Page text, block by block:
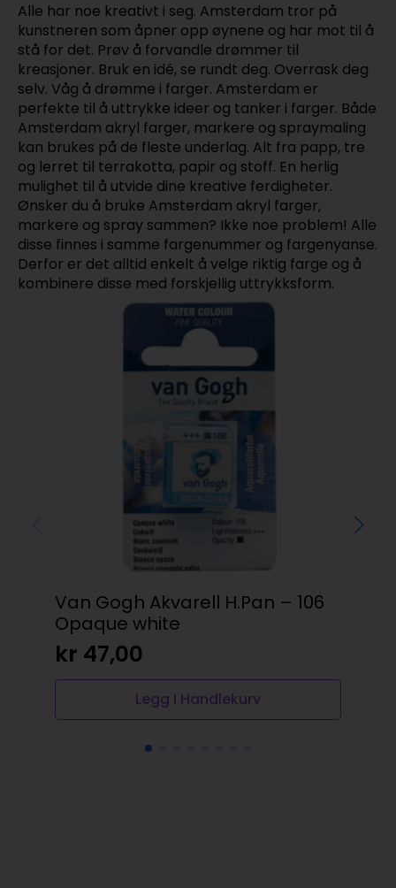
Alle har noe kreativt i seg. Amsterdam tror på
kunstneren som åpner opp øynene og har mot til å
stå for det. Prøv å forvandle drømmer til
kreasjoner. Bruk en idé, se rundt deg. Overrask deg
selv. Våg å drømme i farger. Amsterdam er
perfekte til å uttrykke ideer og tanker i farger. Både
Amsterdam akryl farger, markere og spraymaling
kan brukes på de fleste underlag. Alt fra papp, tre
og lerret til terrakotta, papir og stoff. En herlig
mulighet til å utvide dine kreative ferdigheter.
Ønsker du å bruke Amsterdam akryl farger,
markere og spray sammen? Ikke noe problem! Alle
disse finnes i samme fargenummer og fargenyanse.
Derfor er det alltid enkelt å velge riktig farge og å
kombinere disse med forskjellig uttrykksform.
Van Gogh Akvarell H.Pan – 106
Opaque white
kr 47,00
Legg I Handlekurv